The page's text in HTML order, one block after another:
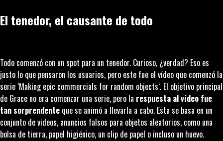
El tenedor, el causante de todo
Todo comenzó con un spot para un tenedor. Curioso, ¿verdad? Eso es
justo lo que pensaron los usuarios, pero este fue el vídeo que comenzó la
serie ‘Making epic commercials for random objects‘. El objetivo principal
de Grace no era comenzar una serie, pero la respuesta al vídeo fue
tan sorprendente que se animó a llevarla a cabo. Esta se basa en un
conjunto de videos, anuncios falsos para objetos aleatorios, como una
bolsa de tierra, papel higiénico, un clip de papel o incluso un huevo.